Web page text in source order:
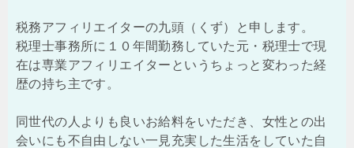
税務アフィリエイターの九頭（くず）と申します。
税理士事務所に１０年間勤務していた元・税理士で現
在は専業アフィリエイターというちょっと変わった経
歴の持ち主です。
同世代の人よりも良いお給料をいただき、女性との出
会いにも不自由しない一見充実した生活をしていた自